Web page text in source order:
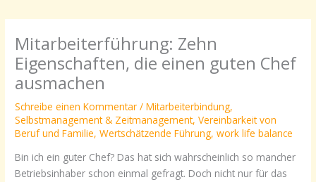
Mitarbeiterführung: Zehn
Eigenschaften, die einen guten Chef
ausmachen
Schreibe einen Kommentar /Mitarbeiterbindung,
Selbstmanagement & Zeitmanagement,Vereinbarkeit von
Beruf und Familie,Wertschätzende Führung,work life balance
Bin ich ein guter Chef? Das hat sich wahrscheinlich so mancher
Betriebsinhaber schon einmal gefragt. Doch nicht nur für das